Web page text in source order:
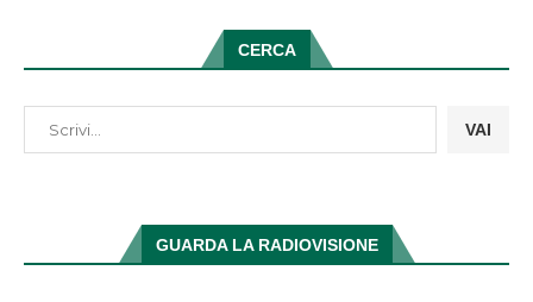
CERCA
VAI
GUARDA LA RADIOVISIONE